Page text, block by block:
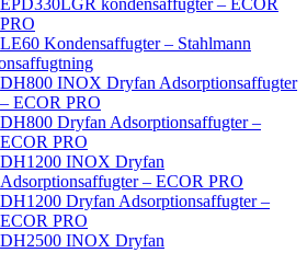
EPD330LGR kondensaffugter – ECOR
PRO
LE60 Kondensaffugter – Stahlmann
DH800 INOX Dryfan Adsorptionsaffugter
– ECOR PRO
DH800 Dryfan Adsorptionsaffugter –
ECOR PRO
DH1200 INOX Dryfan
Adsorptionsaffugter – ECOR PRO
DH1200 Dryfan Adsorptionsaffugter –
ECOR PRO
DH2500 INOX Dryfan